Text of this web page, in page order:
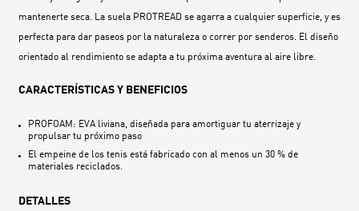
mantenerte seca. La suela PROTREAD se agarra a cualquier superficie, y es
perfecta para dar paseos por la naturaleza o correr por senderos. El diseño
orientado al rendimiento se adapta a tu próxima aventura al aire libre.
CARACTERÍSTICAS Y BENEFICIOS
PROFOAM: EVA liviana, diseñada para amortiguar tu aterrizaje y
propulsar tu próximo paso
El empeine de los tenis está fabricado con al menos un 30 % de
materiales reciclados.
DETALLES